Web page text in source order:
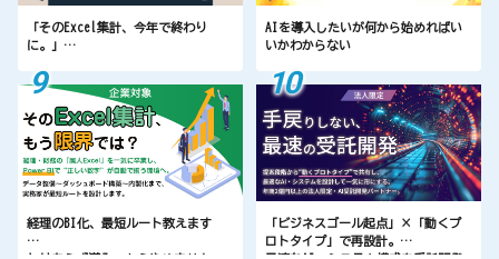
「そのExcel集計、今年で終わり
に。」
Power BI×経理実務のプロが、“集
計担当ゼロでも回る”管理会計ダッ
シュボードを構築します。
AIを導入したいが何から始めればい
いかわからない
9
経理のBI化、最短ルート教えます
10
「ビジネスゴール起点」×「動くプ
ロトタイプ」で再設計。